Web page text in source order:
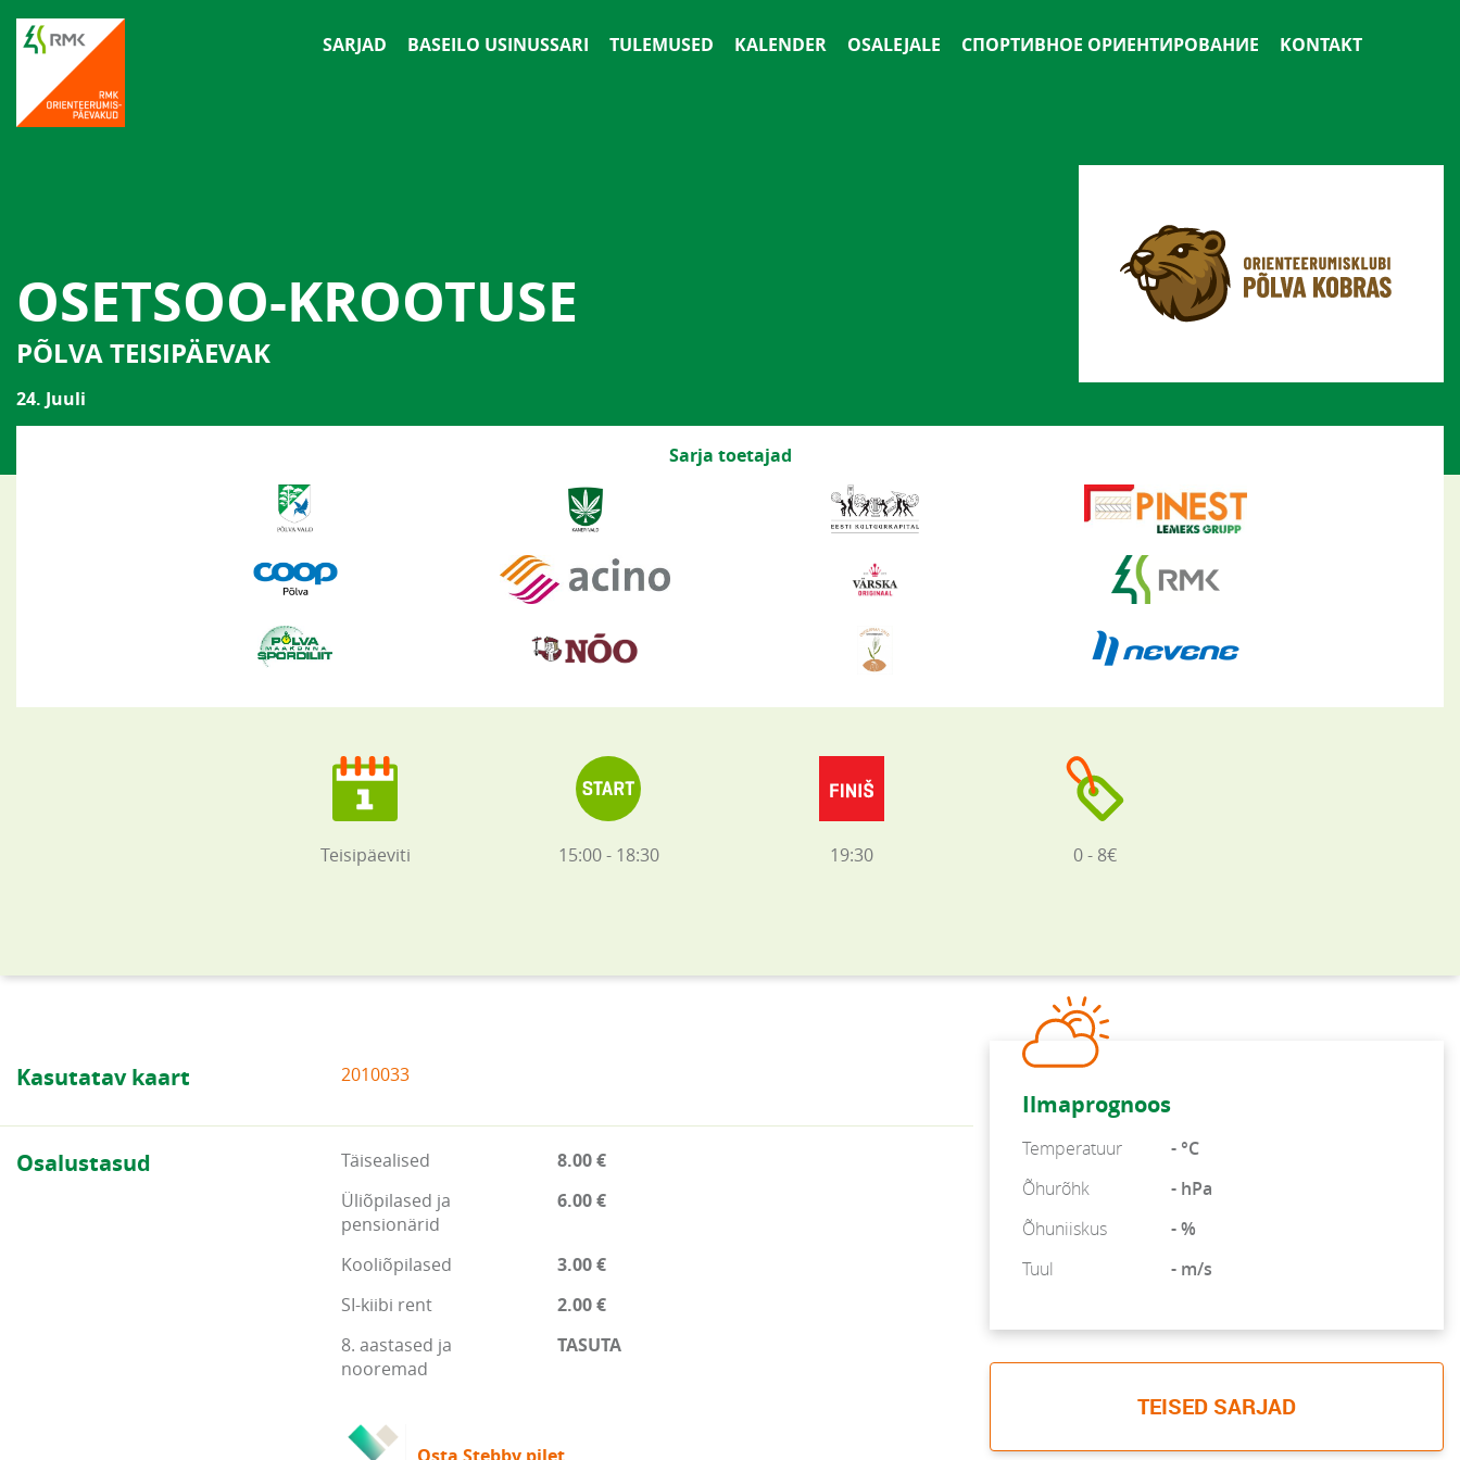
SARJAD BASEILO USINUSSARI TULEMUSED KALENDER OSALEJALE СПОРТИВНОЕ ОРИЕНТИРОВАНИЕ KONTAKT
OSETSOO-KROOTUSE
PÕLVA TEISIPÄEVAK
24. Juuli
Sarja toetajad
Teisipäeviti 15:00 - 18:30 19:30 0 - 8€
Kasutatav kaart 2010033
Osalustasud Täisealised
8.00 €
Üliõpilased ja
pensionärid
6.00 €
Kooliõpilased
3.00 €
SI-kiibi rent
2.00 €
8. aastased ja
nooremad
TASUTA
Ilmaprognoos
Temperatuur
- °C
Õhurõhk
- hPa
Õhuniiskus
- %
Tuul
- m/s
TEISED SARJAD